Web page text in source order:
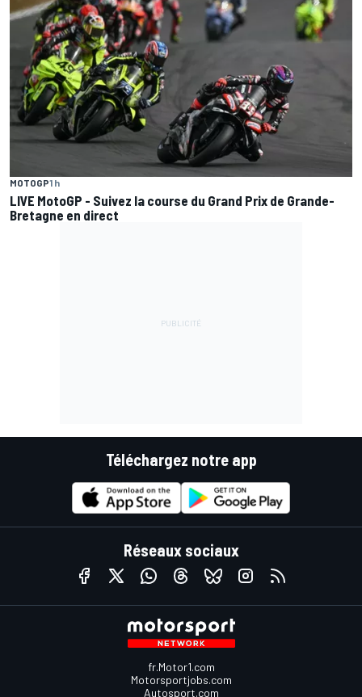
MOTOGP1 h
LIVE MotoGP - Suivez la course du Grand Prix de Grande-
Bretagne en direct
Téléchargez notre app
Réseaux sociaux
fr.Motor1.com
Motorsportjobs.com
Autosport.com